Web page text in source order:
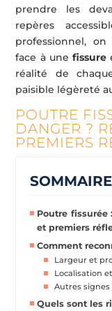
prendre les
repères
professionnel,
face à une fissure
réalité de
paisible légèreté
POUTRE
DANGER ?
PREMIERS
SOMMAIRE
Poutre fissurée
et premiers
Comment
Largeur et
Localisation
Autres
Quels sont les